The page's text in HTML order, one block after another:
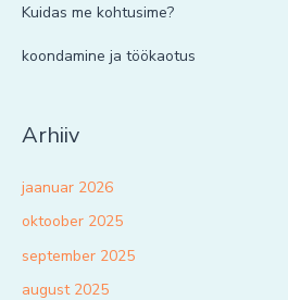
Kuidas me kohtusime?
koondamine ja töökaotus
Arhiiv
jaanuar 2026
oktoober 2025
september 2025
august 2025